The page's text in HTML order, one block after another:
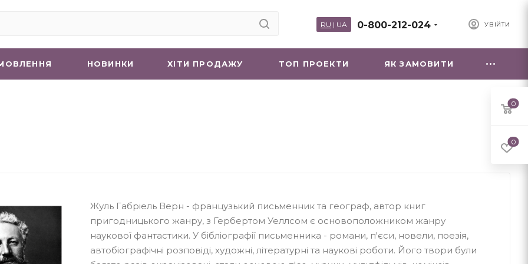
УВІЙТИ
0-800-212-024
RU | UA
НОВИНКИ ХIТИ ПРОДАЖУ ТОП ПРОЕКТИ ЯК ЗАМОВИТИ
Жуль Габріель Верн - французький письменник та географ, автор книг
пригодницького жанру, з Гербертом Уеллсом є основоположником жанру
наукової фантастики. У бібліографії письменника - романи, п'єси, новели, поезія,
автобіографічні розповіді, художні, літературні та наукові роботи. Його твори були
0
0